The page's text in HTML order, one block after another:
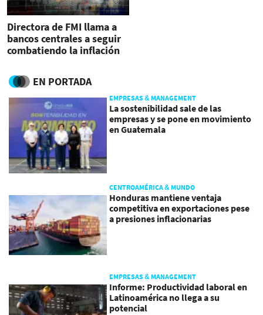
Directora de FMI llama a
bancos centrales a seguir
combatiendo la inflación
EN PORTADA
EMPRESAS & MANAGEMENT
La sostenibilidad sale de las
empresas y se pone en movimiento
en Guatemala
CENTROAMÉRICA & MUNDO
Honduras mantiene ventaja
competitiva en exportaciones pese
a presiones inflacionarias
EMPRESAS & MANAGEMENT
Informe: Productividad laboral en
Latinoamérica no llega a su
potencial